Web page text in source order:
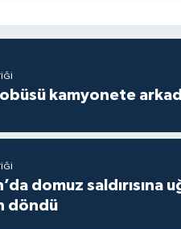
kamyonete
domuz saldırısına
döndü